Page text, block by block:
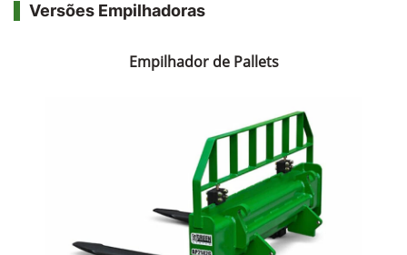
Versões Empilhadoras
Empilhador de Pallets